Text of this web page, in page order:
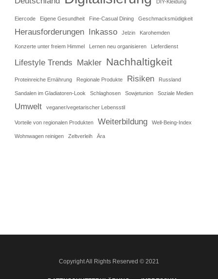
DIY-Kleidung
Eiercode Eigene Gesundheit Fine-Casual Dining Geschmacksmüdigkeit
Herausforderungen Inkasso Jelzin Karohemden
Konzerte unter freiem Himmel Lernen neu organisieren Lieferdienst
Lifestyle Trends Makler Nachhaltigkeit
Proteinreiche Ernährung Regionale Produkte Risiken Russland
Sandalen im Gladiatoren-Look Schlaghosen Sowjetunion Soziale Medien
Umwelt veganer/vegetarischer Lebensstil
Vorteile von regionalen Produkten Weiterbildung Well-Being-Index
Wohnwagen reinigen Zeltverleih Ära
Copyright All Rights Reserved © 2021